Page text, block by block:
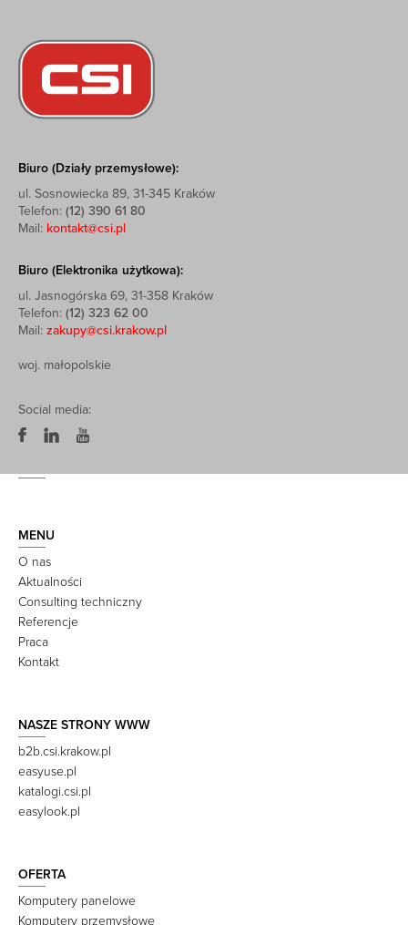
Biuro (Działy przemysłowe):
ul. Sosnowiecka 89, 31-345 Kraków
Telefon: (12) 390 61 80
Mail: kontakt@csi.pl
Biuro (Elektronika użytkowa):
ul. Jasnogórska 69, 31-358 Kraków
Telefon: (12) 323 62 00
Mail: zakupy@csi.krakow.pl
woj. małopolskie
Social media:
MENU
O nas
Aktualności
Consulting techniczny
Referencje
Praca
Kontakt
NASZE STRONY WWW
b2b.csi.krakow.pl
easyuse.pl
katalogi.csi.pl
easylook.pl
OFERTA
Komputery panelowe
Komputery przemysłowe